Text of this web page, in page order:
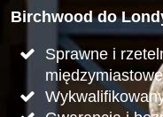
Birchwood do
Sprawne i